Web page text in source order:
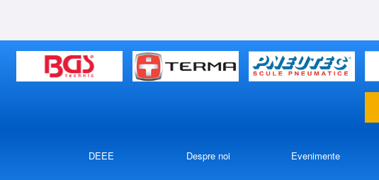
DEEE Despre noi Evenimente